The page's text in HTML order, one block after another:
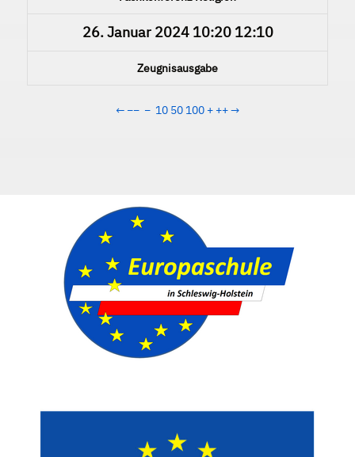
26. Januar 202410:20 12:10
Zeugnisausgabe
← −− − 10 50 100 + ++→